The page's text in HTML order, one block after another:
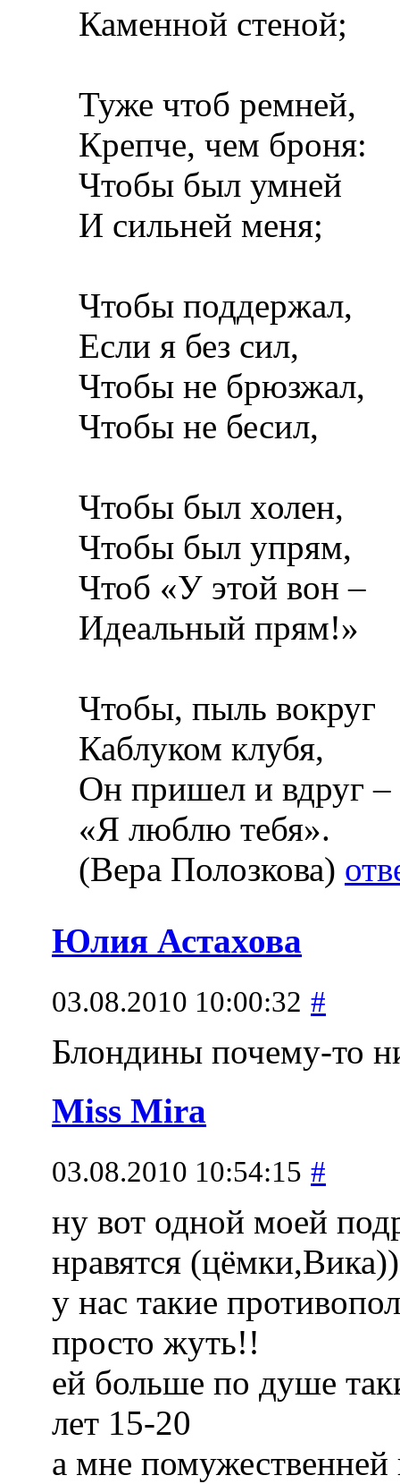
Каменной стеной;
Туже чтоб ремней,
Крепче, чем броня:
Чтобы был умней
И сильней меня;
Чтобы поддержал,
Если я без сил,
Чтобы не брюзжал,
Чтобы не бесил,
Чтобы был холен,
Чтобы был упрям,
Чтоб «У этой вон –
Идеальный прям!»
Чтобы, пыль вокруг
Каблуком клубя,
Он пришел и вдруг –
«Я люблю тебя».
(Вера Полозкова)
Юлия Астахова
03.08.2010 10:00:32 #
Блондины почему-то
Miss Mira
03.08.2010 10:54:15 #
ну вот одной моей
нравятся (цёмки,Вика))
у нас такие
просто жуть!!
ей больше по душе
лет 15-20
а мне